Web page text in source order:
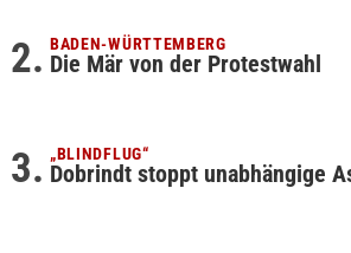
BADEN-WÜRTTEMBERG
Die Mär von der Protestwahl
„BLINDFLUG“
Dobrindt stoppt unabhängige